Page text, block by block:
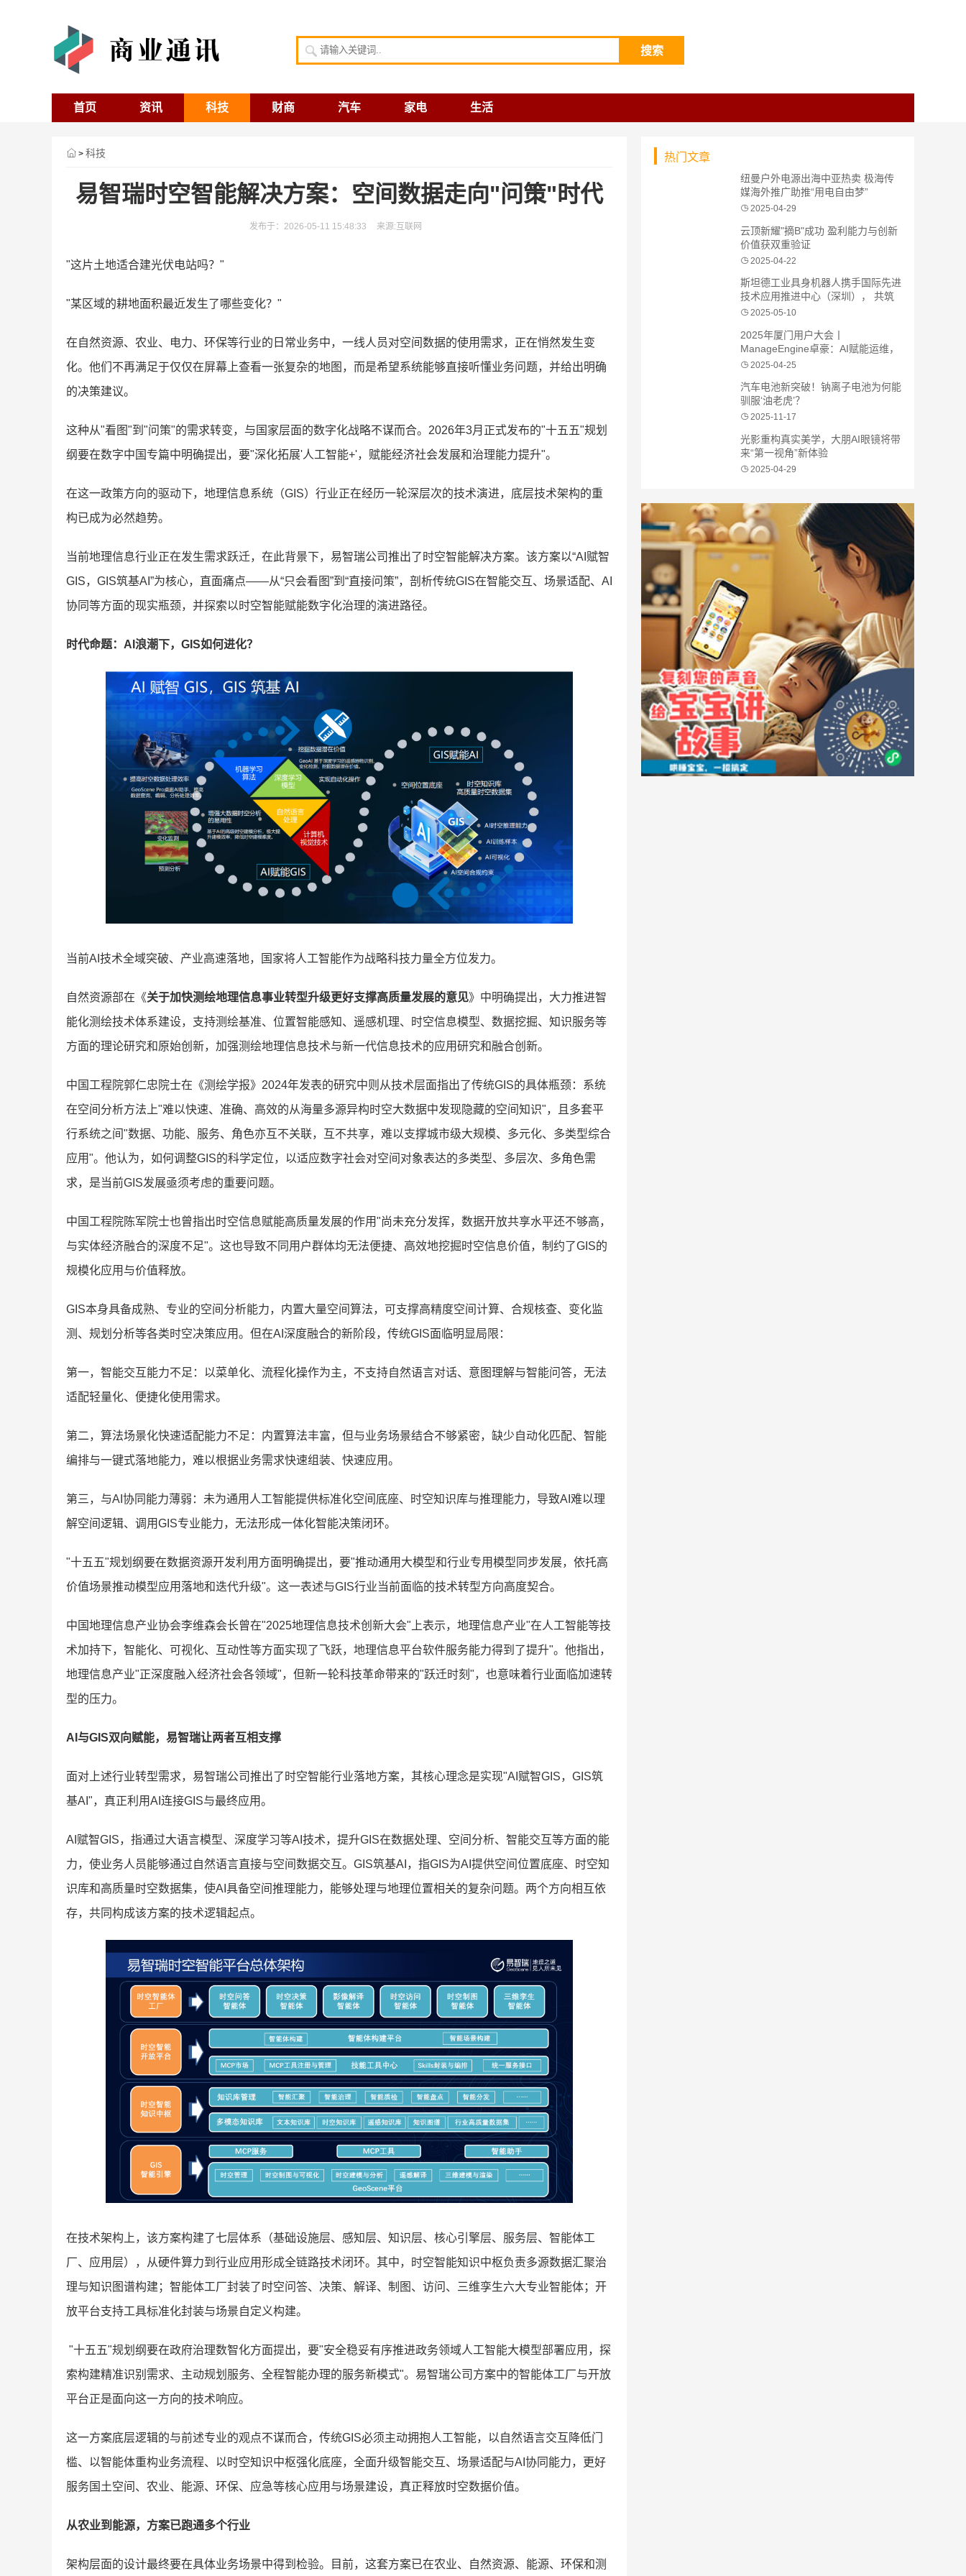
请输入关键词 搜索
首页 资讯 科技 财商 汽车 家电 生活
> 科技
易智瑞时空智能解决方案：空间数据走向"问策"时代
发布于：2026-05-11 15:48:33 来源:互联网
"这片土地适合建光伏电站吗？"
"某区域的耕地面积最近发生了哪些变化？"
在自然资源、农业、电力、环保等行业的日常业务中，一线人员对空间数据的使用需求，正在悄然发生变
化。他们不再满足于仅仅在屏幕上查看一张复杂的地图，而是希望系统能够直接听懂业务问题，并给出明确
的决策建议。
这种从"看图"到"问策"的需求转变，与国家层面的数字化战略不谋而合。2026年3月正式发布的"十五五"规划
纲要在数字中国专篇中明确提出，要"深化拓展'人工智能+'，赋能经济社会发展和治理能力提升"。
在这一政策方向的驱动下，地理信息系统（GIS）行业正在经历一轮深层次的技术演进，底层技术架构的重
构已成为必然趋势。
当前地理信息行业正在发生需求跃迁，在此背景下，易智瑞公司推出了时空智能解决方案。该方案以“AI赋智
GIS，GIS筑基AI”为核心，直面痛点——从“只会看图”到“直接问策”，剖析传统GIS在智能交互、场景适配、AI
协同等方面的现实瓶颈，并探索以时空智能赋能数字化治理的演进路径。
时代命题：AI浪潮下，GIS如何进化？
当前AI技术全域突破、产业高速落地，国家将人工智能作为战略科技力量全方位发力。
自然资源部在《关于加快测绘地理信息事业转型升级更好支撑高质量发展的意见》中明确提出，大力推进智
能化测绘技术体系建设，支持测绘基准、位置智能感知、遥感机理、时空信息模型、数据挖掘、知识服务等
方面的理论研究和原始创新，加强测绘地理信息技术与新一代信息技术的应用研究和融合创新。
中国工程院郭仁忠院士在《测绘学报》2024年发表的研究中则从技术层面指出了传统GIS的具体瓶颈：系统
在空间分析方法上"难以快速、准确、高效的从海量多源异构时空大数据中发现隐藏的空间知识"，且多套平
行系统之间"数据、功能、服务、角色亦互不关联，互不共享，难以支撑城市级大规模、多元化、多类型综合
应用"。他认为，如何调整GIS的科学定位，以适应数字社会对空间对象表达的多类型、多层次、多角色需
求，是当前GIS发展亟须考虑的重要问题。
中国工程院陈军院士也曾指出时空信息赋能高质量发展的作用"尚未充分发挥，数据开放共享水平还不够高，
与实体经济融合的深度不足"。这也导致不同用户群体均无法便捷、高效地挖掘时空信息价值，制约了GIS的
规模化应用与价值释放。
GIS本身具备成熟、专业的空间分析能力，内置大量空间算法，可支撑高精度空间计算、合规核查、变化监
测、规划分析等各类时空决策应用。但在AI深度融合的新阶段，传统GIS面临明显局限：
第一，智能交互能力不足：以菜单化、流程化操作为主，不支持自然语言对话、意图理解与智能问答，无法
适配轻量化、便捷化使用需求。
第二，算法场景化快速适配能力不足：内置算法丰富，但与业务场景结合不够紧密，缺少自动化匹配、智能
编排与一键式落地能力，难以根据业务需求快速组装、快速应用。
第三，与AI协同能力薄弱：未为通用人工智能提供标准化空间底座、时空知识库与推理能力，导致AI难以理
解空间逻辑、调用GIS专业能力，无法形成一体化智能决策闭环。
"十五五"规划纲要在数据资源开发利用方面明确提出，要"推动通用大模型和行业专用模型同步发展，依托高
价值场景推动模型应用落地和迭代升级"。这一表述与GIS行业当前面临的技术转型方向高度契合。
中国地理信息产业协会李维森会长曾在"2025地理信息技术创新大会"上表示，地理信息产业"在人工智能等技
术加持下，智能化、可视化、互动性等方面实现了飞跃，地理信息平台软件服务能力得到了提升"。他指出，
地理信息产业"正深度融入经济社会各领域"，但新一轮科技革命带来的"跃迁时刻"，也意味着行业面临加速转
型的压力。
AI与GIS双向赋能， 易智瑞让两者互相支撑
面对上述行业转型需求，易智瑞公司推出了时空智能行业落地方案，其核心理念是实现"AI赋智GIS，GIS筑
基AI"，真正利用AI连接GIS与最终应用。
AI赋智GIS，指通过大语言模型、深度学习等AI技术，提升GIS在数据处理、空间分析、智能交互等方面的能
力，使业务人员能够通过自然语言直接与空间数据交互。GIS筑基AI，指GIS为AI提供空间位置底座、时空知
识库和高质量时空数据集，使AI具备空间推理能力，能够处理与地理位置相关的复杂问题。两个方向相互依
存，共同构成该方案的技术逻辑起点。
在技术架构上，该方案构建了七层体系（基础设施层、感知层、知识层、核心引擎层、服务层、智能体工
厂、应用层），从硬件算力到行业应用形成全链路技术闭环。其中，时空智能知识中枢负责多源数据汇聚治
理与知识图谱构建；智能体工厂封装了时空问答、决策、解译、制图、访问、三维孪生六大专业智能体；开
放平台支持工具标准化封装与场景自定义构建。
"十五五"规划纲要在政府治理数智化方面提出，要"安全稳妥有序推进政务领域人工智能大模型部署应用，探
索构建精准识别需求、主动规划服务、全程智能办理的服务新模式"。易智瑞公司方案中的智能体工厂与开放
平台正是面向这一方向的技术响应。
这一方案底层逻辑的与前述专业的观点不谋而合，传统GIS必须主动拥抱人工智能，以自然语言交互降低门
槛、以智能体重构业务流程、以时空知识中枢强化底座，全面升级智能交互、场景适配与AI协同能力，更好
服务国土空间、农业、能源、环保、应急等核心应用与场景建设，真正释放时空数据价值。
从农业到能源，方案已跑通多个行业
架构层面的设计最终要在具体业务场景中得到检验。目前，这套方案已在农业、自然资源、能源、环保和测
热门文章
纽曼户外电源出海中亚热卖 极海传
媒海外推广助推“用电自由梦”
2025-04-29
云顶新耀"摘B"成功 盈利能力与创新
价值获双重验证
2025-04-22
斯坦德工业具身机器人携手国际先进
技术应用推进中心（深圳）， 共筑
具身智能产业创新生态
2025-05-10
2025年厦门用户大会丨
ManageEngine卓豪：AI赋能运维，
智启未来新程
2025-04-25
汽车电池新突破！钠离子电池为何能
驯服‘油老虎’？
2025-11-17
光影重构真实美学，大朋AI眼镜将带
来“第一视角”新体验
2025-04-29